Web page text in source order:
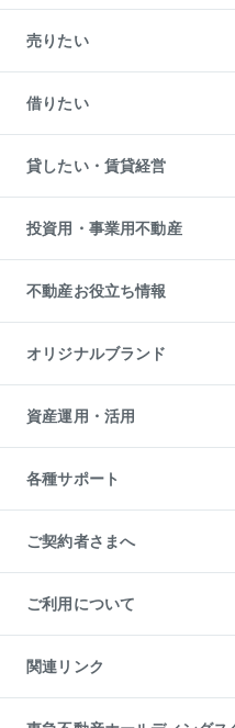
新築・分譲マンションの購入
中古マンションの購入
一戸建ての購入
中古一戸建ての購入
不動産購入の流れ
注目キーワード物件特集
購入ガイド
English 繁体中文簡体中文
売りたい
一戸建ての売却・査定
土地の売却・査定
スピードAI査定
不動産査定について
不動産売却の流れ
不動産買換えの流れ
売却ガイド
借りたい
オフィス・店舗の賃貸
借りるときの流れ
借りるガイド
貸したい・賃貸経営
マンション賃料データ
賃貸管理プラン
リロケーションについて
貸すガイド
投資用・事業用不動産
事業用不動産
マンション投資
投資用マンション
アパート経営
収益物件
ビル購入（ビル一棟）
投資用不動産の売却査定
事業用不動産の売却査定
不動産お役立ち情報
マンションライブラリー
人気マンションランキング
暮らしに役立つ不動産メディア
不動産相場・不動産価格情報
不動産コラム・ニュース
不動産用語集
不動産なんでもネット相談室
住まいの税金
オリジナルブランド
一棟リノベーションマンション
L`GENTE（ルジェンテ）
区分リノベーションマンション
投資用一棟レジデンスWELL
不動産小口投資
LEGACIA（レガシア）
資産運用・活用
不動産M&A
アセットマネジメント・出資
各種サポート
相続サポート
リフォームサポート
ご契約者さまへ
ご紹介・再契約特典
入居者様専用-各種ご案内（賃貸）
東急こすもす会「こすもすWeb」
ご利用について
金融商品取引について
東急リバブル ソーシャルメディア
ご意見・お問い合わせ（金融商品
関連リンク
これからご結婚される方に東急百